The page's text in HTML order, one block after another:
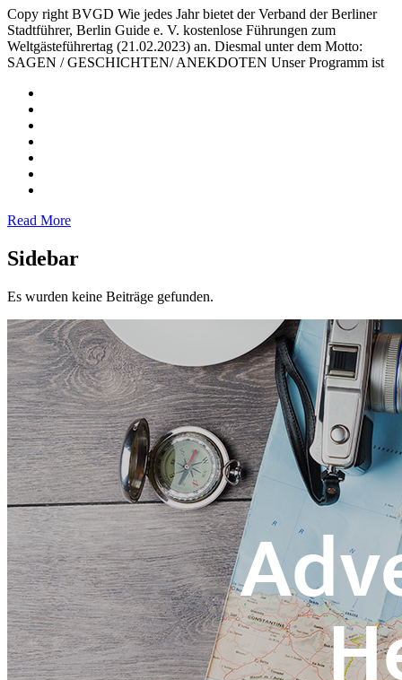
Copy right BVGD Wie jedes Jahr bietet der Verband der Berliner
Stadtführer, Berlin Guide e. V. kostenlose Führungen zum
Weltgästeführertag (21.02.2023) an. Diesmal unter dem Motto:
SAGEN / GESCHICHTEN/ ANEKDOTEN Unser Programm ist
Read More
Sidebar
Es wurden keine Beiträge gefunden.